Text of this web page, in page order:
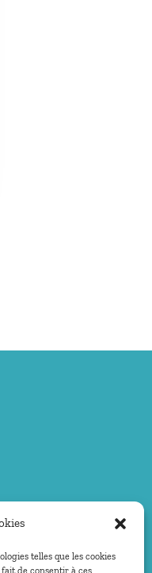
telles que les cookies
de consentir à ces